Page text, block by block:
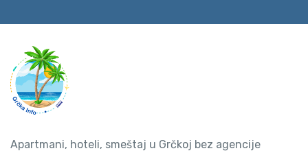
Apartmani, hoteli, smeštaj u Grčkoj bez agencije